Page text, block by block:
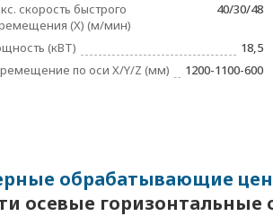
скорость быстрого
(X) (м/мин)
40/30/48
(кВТ)
18,5
по оси X/Y/Z (мм)
1200-1100-600
обрабатывающие
осевые